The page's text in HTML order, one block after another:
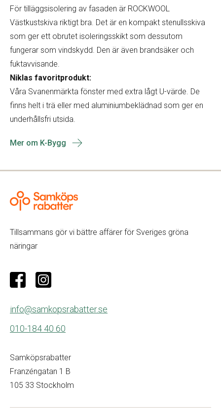
För tilläggsisolering av fasaden är ROCKWOOL
Västkustskiva riktigt bra. Det är en kompakt stenullsskiva
som ger ett obrutet isoleringsskikt som dessutom
fungerar som vindskydd. Den är även brandsäker och
fuktavvisande.
Niklas favoritprodukt:
Våra Svanenmärkta fönster med extra lågt U-värde. De
finns helt i trä eller med aluminiumbeklädnad som ger en
underhållsfri utsida.
Mer om K-Bygg
Tillsammans gör vi bättre affärer för Sveriges gröna
näringar
info@samkopsrabatter.se
010-184 40 60
Samköpsrabatter
Franzéngatan 1 B
105 33 Stockholm